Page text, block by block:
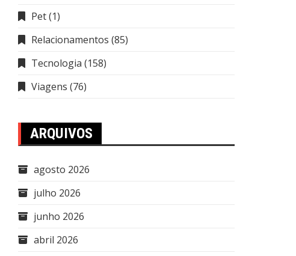
Pet(1)
Relacionamentos (85)
Tecnologia (158)
Viagens (76)
ARQUIVOS
agosto 2026
julho 2026
junho 2026
abril 2026